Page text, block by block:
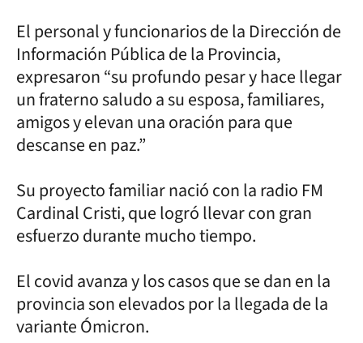
El personal y funcionarios de la Dirección de
Información Pública de la Provincia,
expresaron “su profundo pesar y hace llegar
un fraterno saludo a su esposa, familiares,
amigos y elevan una oración para que
descanse en paz.”
Su proyecto familiar nació con la radio FM
Cardinal Cristi, que logró llevar con gran
esfuerzo durante mucho tiempo.
El covid avanza y los casos que se dan en la
provincia son elevados por la llegada de la
variante Ómicron.